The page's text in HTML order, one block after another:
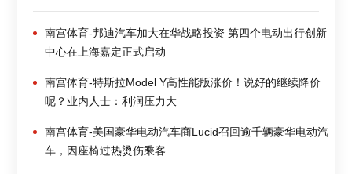
南宫体育-邦迪汽车加大在华战略投资 第四个电动出行创新
中心在上海嘉定正式启动
南宫体育-特斯拉Model Y高性能版涨价！说好的继续降价
呢？业内人士：利润压力大
南宫体育-美国豪华电动汽车商Lucid召回逾千辆豪华电动汽
车，因座椅过热烫伤乘客